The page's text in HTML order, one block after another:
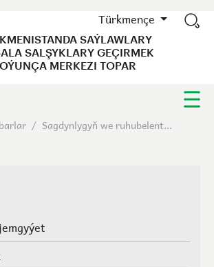
Türkmençe
SAÝLAWLARY
SALŞYKLARY GEÇIRMEK
MERKEZI TOPAR
/ Sagdynlygyň we ruhubelent...